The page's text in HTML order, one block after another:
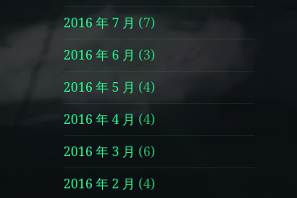
2016 年 7 月 (7)
2016 年 6 月 (3)
2016 年 5 月 (4)
2016 年 4 月 (4)
2016 年 3 月 (6)
2016 年 2 月 (4)